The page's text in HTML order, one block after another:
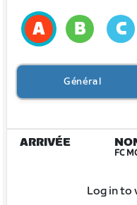
Général
ARRIVÉE
FC
Log in to